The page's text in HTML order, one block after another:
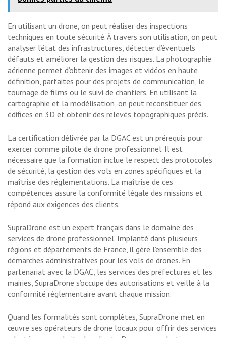
En utilisant un drone, on peut réaliser des inspections
techniques en toute sécurité. À travers son utilisation, on peut
analyser l’état des infrastructures, détecter d’éventuels
défauts et améliorer la gestion des risques. La photographie
aérienne permet d’obtenir des images et vidéos en haute
définition, parfaites pour des projets de communication, le
tournage de films ou le suivi de chantiers. En utilisant la
cartographie et la modélisation, on peut reconstituer des
édifices en 3D et obtenir des relevés topographiques précis.
La certification délivrée par la DGAC est un prérequis pour
exercer comme pilote de drone professionnel. Il est
nécessaire que la formation inclue le respect des protocoles
de sécurité, la gestion des vols en zones spécifiques et la
maîtrise des réglementations. La maîtrise de ces
compétences assure la conformité légale des missions et
répond aux exigences des clients.
SupraDrone est un expert français dans le domaine des
services de drone professionnel. Implanté dans plusieurs
régions et départements de France, il gère l’ensemble des
démarches administratives pour les vols de drones. En
partenariat avec la DGAC, les services des préfectures et les
mairies, SupraDrone s’occupe des autorisations et veille à la
conformité réglementaire avant chaque mission.
Quand les formalités sont complètes, SupraDrone met en
œuvre ses opérateurs de drone locaux pour offrir des services